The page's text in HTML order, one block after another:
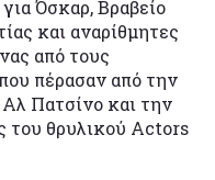
Όσκαρ, Βραβείο
και αναρίθμητες
από τους
πέρασαν από την
Πατσίνο και την
του θρυλικού Actors